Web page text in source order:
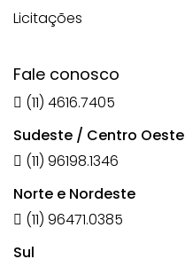
Licitações
Fale conosco
(11) 4616.7405
Sudeste / Centro Oeste
(11) 96198.1346
Norte e Nordeste
(11) 96471.0385
Sul